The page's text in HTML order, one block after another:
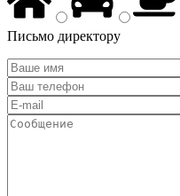
Письмо директору